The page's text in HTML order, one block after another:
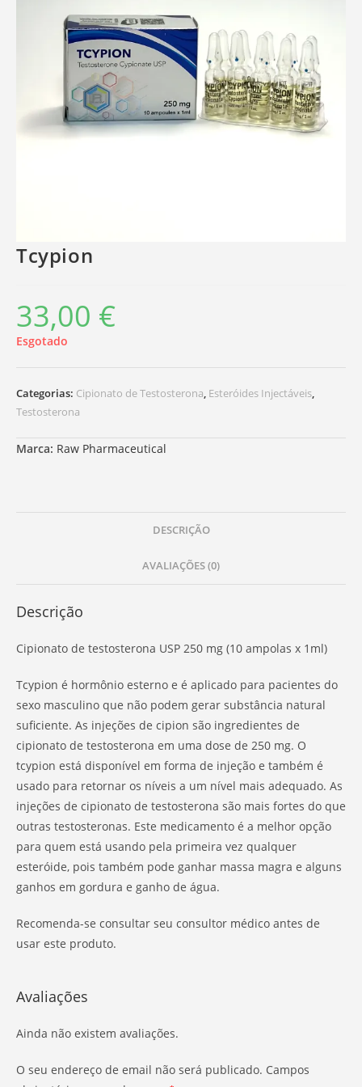
Tcypion
33,00 €
Esgotado
Categorias: Cipionato de Testosterona, Esteróides Injectáveis,
Testosterona
Marca: Raw Pharmaceutical
DESCRIÇÃO
AVALIAÇÕES (0)
Descrição
Cipionato de testosterona USP 250 mg (10 ampolas x 1ml)
Tcypion é hormônio esterno e é aplicado para pacientes do
sexo masculino que não podem gerar substância natural
suficiente. As injeções de cipion são ingredientes de
cipionato de testosterona em uma dose de 250 mg. O
tcypion está disponível em forma de injeção e também é
usado para retornar os níveis a um nível mais adequado. As
injeções de cipionato de testosterona são mais fortes do que
outras testosteronas. Este medicamento é a melhor opção
para quem está usando pela primeira vez qualquer
esteróide, pois também pode ganhar massa magra e alguns
ganhos em gordura e ganho de água.
Recomenda-se consultar seu consultor médico antes de
usar este produto.
Avaliações
Ainda não existem avaliações.
O seu endereço de email não será publicado. Campos